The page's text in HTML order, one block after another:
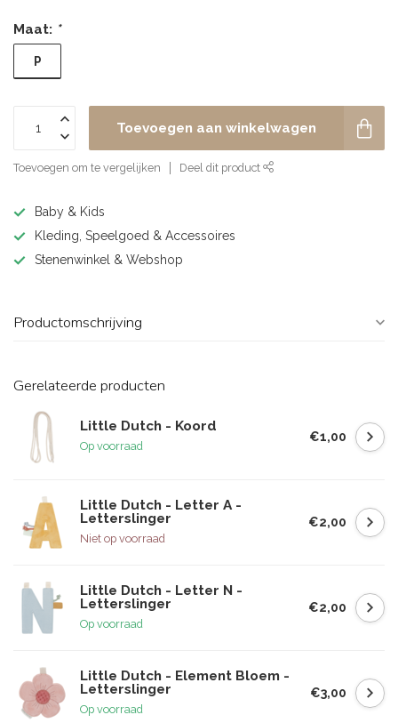
Maat: *
P
Toevoegen aan winkelwagen
Toevoegen om te vergelijken Deel dit product
Baby & Kids
Kleding, Speelgoed & Accessoires
Stenenwinkel & Webshop
Productomschrijving
Gerelateerde producten
Little Dutch - Koord
Op voorraad
€1,00
Little Dutch - Letter A -
Letterslinger
Niet op voorraad
€2,00
Little Dutch - Letter N -
Letterslinger
Op voorraad
€2,00
Little Dutch - Element Bloem -
Letterslinger
Op voorraad
€3,00